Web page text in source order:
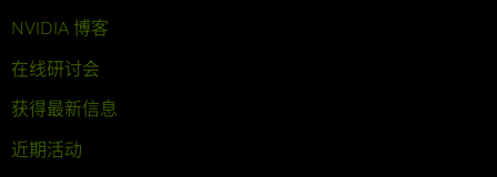
NVIDIA 博客
在线研讨会
获得最新信息
近期活动